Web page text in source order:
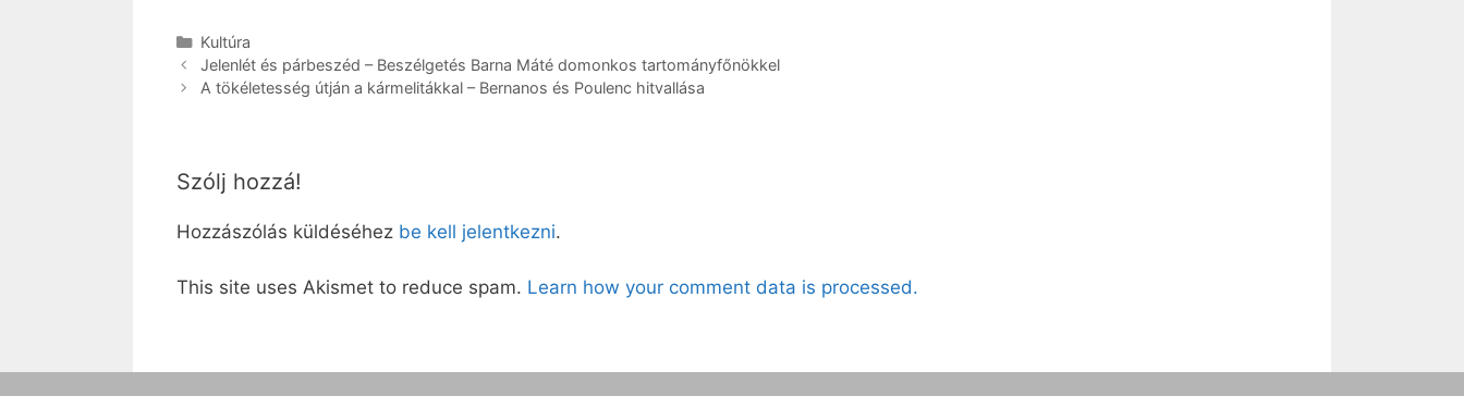
Kategória
Kultúra
Jelenlét és párbeszéd – Beszélgetés Barna Máté domonkos tartományfőnökkel
A tökéletesség útján a kármelitákkal – Bernanos és Poulenc hitvallása
Szólj hozzá!
Hozzászólás küldéséhez be kell jelentkezni.
This site uses Akismet to reduce spam. Learn how your comment data is processed.